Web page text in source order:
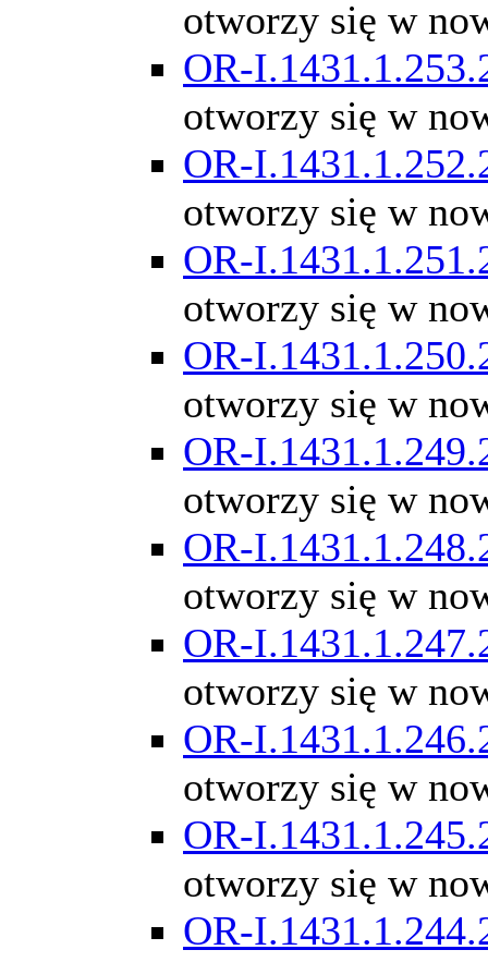
otworzy się w
OR-
otworzy się w
OR-
otworzy się w
OR-
otworzy się w
OR-
otworzy się w
OR-
otworzy się w
OR-
otworzy się w
OR-
otworzy się w
OR-
otworzy się w
OR-
otworzy się w
OR-